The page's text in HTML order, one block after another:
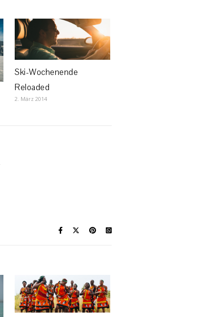
Ski-Wochenende
Reloaded
2. März 2014